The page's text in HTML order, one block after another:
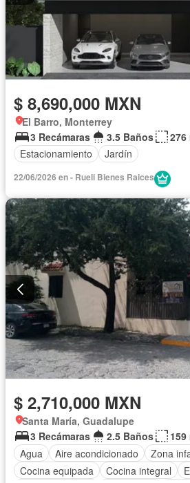
$ 8,690,000 MXN
El Barro, Monterrey
3 Recámaras
3.5 Baños
276
Estacionamiento
Jardín
22/06/2026 en - Rueli Bienes Raices
$ 2,710,000 MXN
Santa María, Guadalupe
3 Recámaras
2.5 Baños
159
Agua
Aire acondicionado Zona
Cocina equipada
Cocina integral